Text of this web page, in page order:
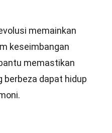
memainkan
keseimbangan
memastikan
berbeza dapat hidup